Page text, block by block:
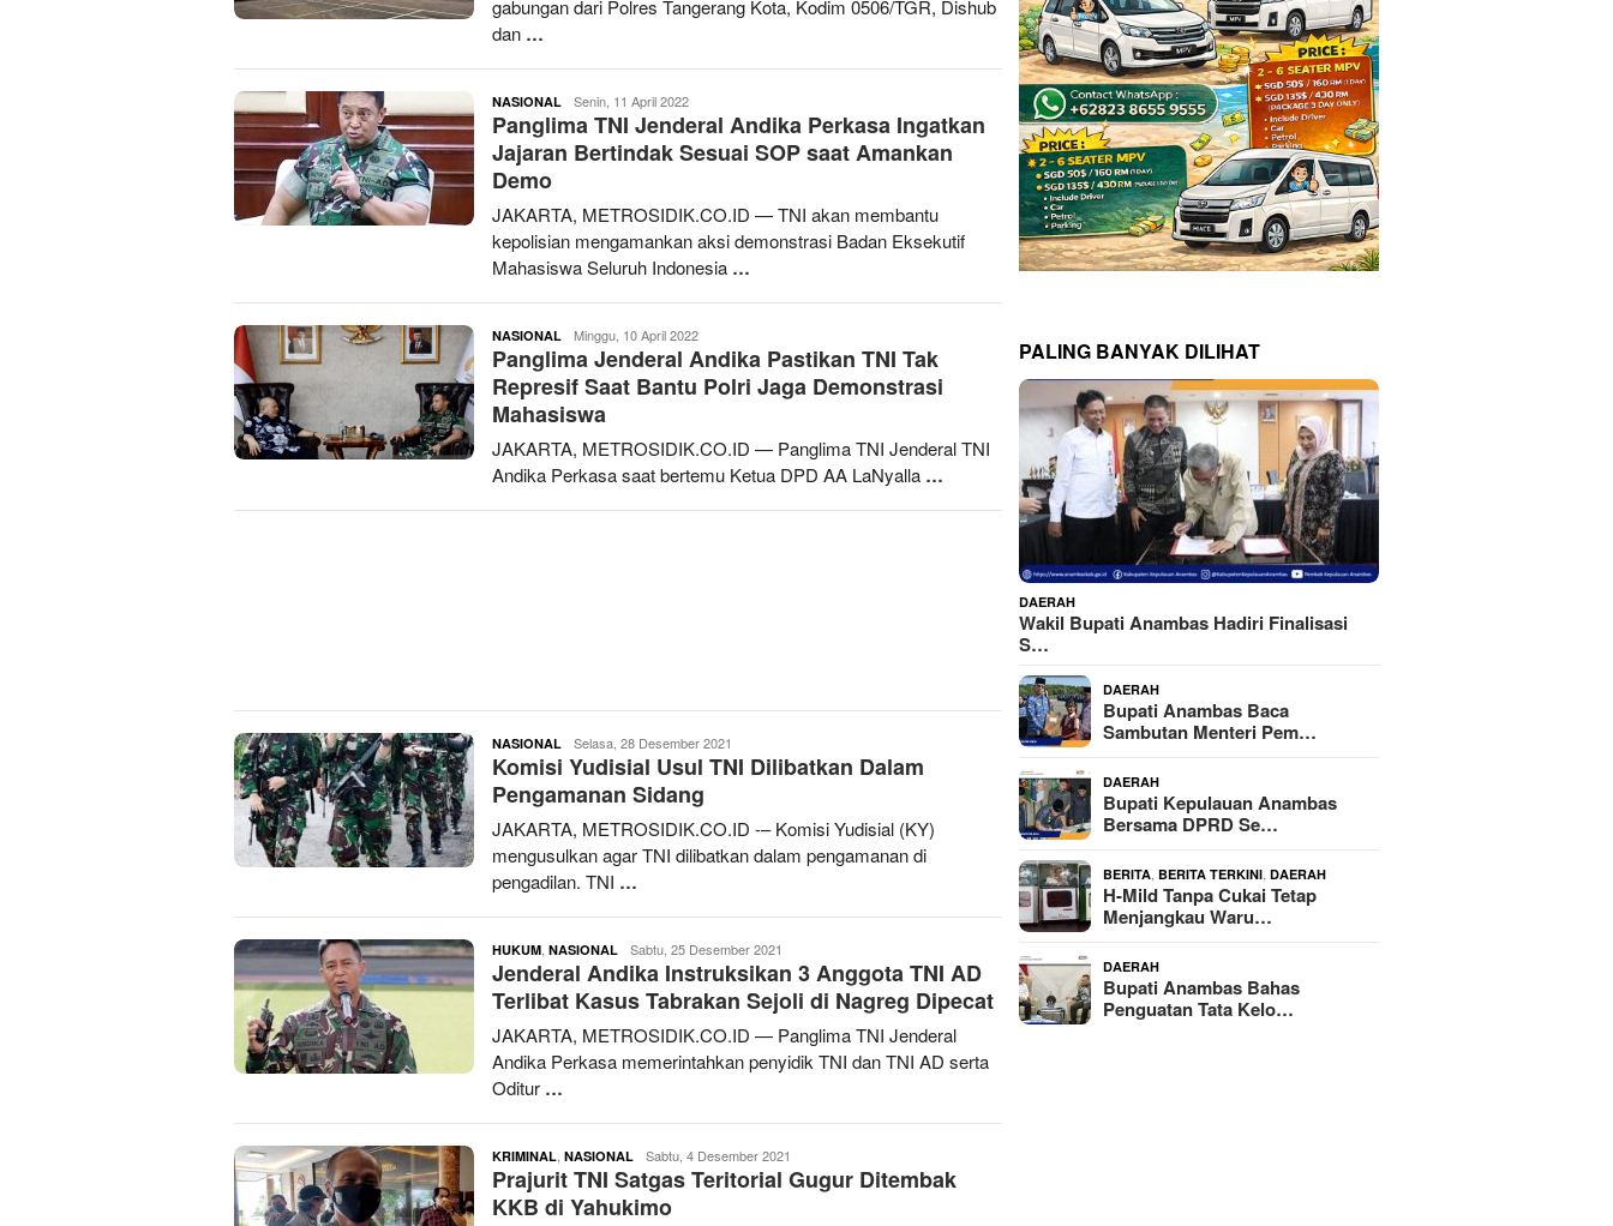
gabungan dari Polres Tangerang Kota, Kodim 0506/TGR, Dishub
dan …
NASIONAL redaksimetrosidik
Senin, 11 April 2022
Panglima TNI Jenderal Andika Perkasa Ingatkan
Jajaran Bertindak Sesuai SOP saat Amankan
Demo
JAKARTA, METROSIDIK.CO.ID — TNI akan membantu
kepolisian mengamankan aksi demonstrasi Badan Eksekutif
Mahasiswa Seluruh Indonesia …
NASIONAL redaksimetrosidik
Minggu, 10 April 2022
Panglima Jenderal Andika Pastikan TNI Tak
Represif Saat Bantu Polri Jaga Demonstrasi
Mahasiswa
JAKARTA, METROSIDIK.CO.ID — Panglima TNI Jenderal TNI
Andika Perkasa saat bertemu Ketua DPD AA LaNyalla …
NASIONAL redaksimetrosidik
Selasa, 28 Desember 2021
Komisi Yudisial Usul TNI Dilibatkan Dalam
Pengamanan Sidang
JAKARTA, METROSIDIK.CO.ID -– Komisi Yudisial (KY)
mengusulkan agar TNI dilibatkan dalam pengamanan di
pengadilan. TNI …
HUKUM NASIONAL redaksimetrosidik
Sabtu, 25 Desember 2021
Jenderal Andika Instruksikan 3 Anggota TNI AD
Terlibat Kasus Tabrakan Sejoli di Nagreg Dipecat
JAKARTA, METROSIDIK.CO.ID — Panglima TNI Jenderal
Andika Perkasa memerintahkan penyidik TNI dan TNI AD serta
Oditur …
KRIMINAL NASIONAL redaksimetrosidik
Sabtu, 4 Desember 2021
Prajurit TNI Satgas Teritorial Gugur Ditembak
KKB di Yahukimo
PALING BANYAK DILIHAT
DAERAH
Wakil Bupati Anambas Hadiri Finalisasi
S…
DAERAH
Bupati Anambas Baca
Sambutan Menteri Pem…
DAERAH
Bupati Kepulauan Anambas
Bersama DPRD Se…
BERITA ,BERITA TERKINI ,DAERAH
H-Mild Tanpa Cukai Tetap
Menjangkau Waru…
DAERAH
Bupati Anambas Bahas
Penguatan Tata Kelo…